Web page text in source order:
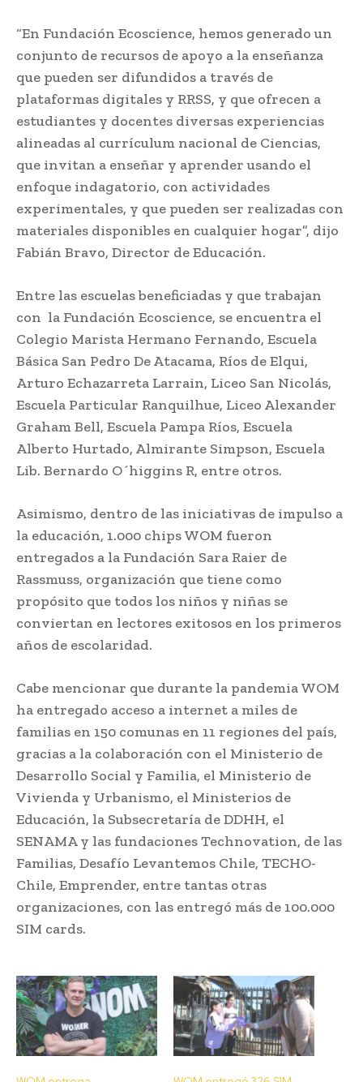
“En Fundación Ecoscience, hemos generado un
conjunto de recursos de apoyo a la enseñanza
que pueden ser difundidos a través de
plataformas digitales y RRSS, y que ofrecen a
estudiantes y docentes diversas experiencias
alineadas al currículum nacional de Ciencias,
que invitan a enseñar y aprender usando el
enfoque indagatorio, con actividades
experimentales, y que pueden ser realizadas con
materiales disponibles en cualquier hogar”, dijo
Fabián Bravo, Director de Educación.
Entre las escuelas beneficiadas y que trabajan
con la Fundación Ecoscience, se encuentra el
Colegio Marista Hermano Fernando, Escuela
Básica San Pedro De Atacama, Ríos de Elqui,
Arturo Echazarreta Larrain, Liceo San Nicolás,
Escuela Particular Ranquilhue, Liceo Alexander
Graham Bell, Escuela Pampa Ríos, Escuela
Alberto Hurtado, Almirante Simpson, Escuela
Lib. Bernardo O´higgins R, entre otros.
Asimismo, dentro de las iniciativas de impulso a
la educación, 1.000 chips WOM fueron
entregados a la Fundación Sara Raier de
Rassmuss, organización que tiene como
propósito que todos los niños y niñas se
conviertan en lectores exitosos en los primeros
años de escolaridad.
Cabe mencionar que durante la pandemia WOM
ha entregado acceso a internet a miles de
familias en 150 comunas en 11 regiones del país,
gracias a la colaboración con el Ministerio de
Desarrollo Social y Familia, el Ministerio de
Vivienda y Urbanismo, el Ministerios de
Educación, la Subsecretaría de DDHH, el
SENAMA y las fundaciones Technovation, de las
Familias, Desafío Levantemos Chile, TECHO-
Chile, Emprender, entre tantas otras
organizaciones, con las entregó más de 100.000
SIM cards.